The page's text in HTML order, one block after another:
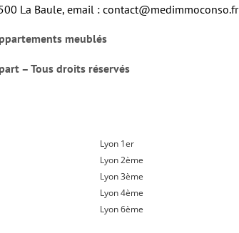
La Baule, email : contact@medimmoconso.fr
meublés
– Tous droits réservés
Lyon 1er
Lyon 2ème
Lyon 3ème
Lyon 4ème
Lyon 6ème